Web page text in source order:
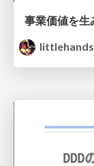
littlehands